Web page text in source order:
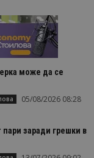
може да се
05/08/2026 08:28
заради грешки в